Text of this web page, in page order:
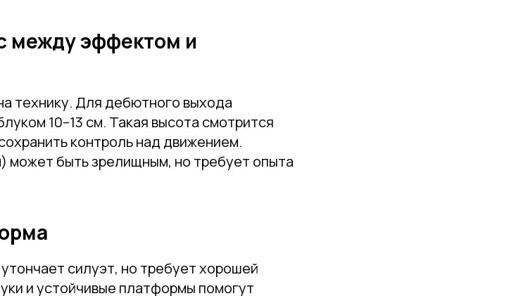
-10% на первую покупку!
об акциях первой!
между эффектом и
технику. Для дебютного выхода
10–13 см. Такая высота смотрится
контроль над движением.
может быть зрелищным, но требует опыта
силуэт, но требует хорошей
и устойчивые платформы помогут